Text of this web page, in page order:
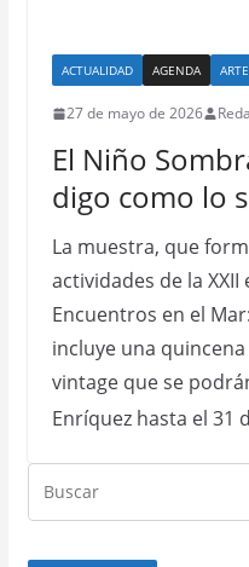
ACTUALIDAD AGENDA ARTE
27 de mayo de 2026
El Niño
digo como lo
La muestra, que
actividades de la
Encuentros en el
incluye una
vintage que se
Enríquez hasta el 31